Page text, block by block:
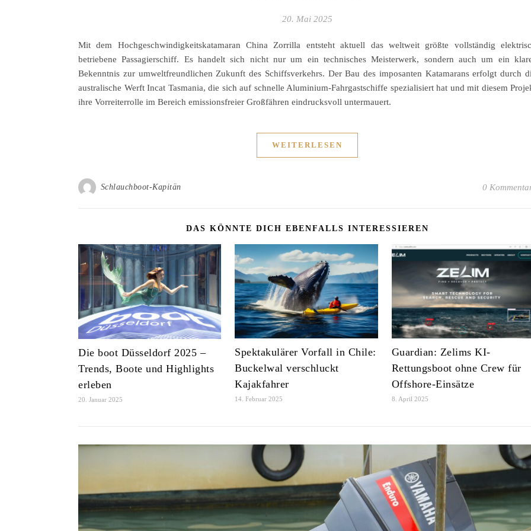
20. Mai 2025
Mit dem Hochgeschwindigkeitskatamaran China Zorrilla entsteht aktuell das weltweit größte vollständig
betriebene Passagierschiff. Es handelt sich nicht nur um ein technisches Meisterwerk, sondern auch um ein
Bekenntnis zur umweltfreundlichen Zukunft des Schiffsverkehrs. Der Bau des imposanten Katamarans erfolgt durch
australische Werft Incat Tasmania, die sich auf schnelle Aluminium-Fahrgastschiffe spezialisiert hat und mit diesem
ihre Vorreiterrolle im Bereich emissionsfreier Großfähren eindrucksvoll untermauert.
WEITERLESEN
Schlauchboot-Kapitän 0
DAS KÖNNTE DICH EBENFALLS INTERESSIEREN
Die boot Düsseldorf 2025 –
Trends, Boote und Highlights
erleben
20. Januar 2025
Spektakulärer Vorfall in Chile:
Buckelwal verschluckt
Kajakfahrer
14. Februar 2025
Guardian: Zelims KI-
Rettungsboot ohne Crew für
Offshore-Einsätze
8. April 2025